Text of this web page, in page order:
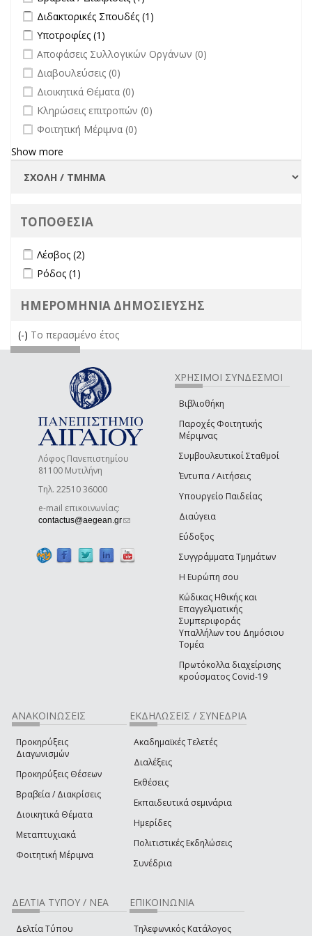
Apply Διδακτορικές Σπουδές filter
Διδακτορικές Σπουδές (1)
Apply Υποτροφίες filter
Υποτροφίες (1)
undefined
Αποφάσεις Συλλογικών Οργάνων (0)
undefined
Διαβουλεύσεις (0)
undefined
Διοικητικά Θέματα (0)
undefined
Κληρώσεις επιτροπών (0)
undefined
Φοιτητική Μέριμνα (0)
Show more
ΤΟΠΟΘΕΣΙΑ
Apply Λέσβος filter
Λέσβος (2)
Apply Ρόδος filter
Ρόδος (1)
ΗΜΕΡΟΜΗΝΙΑ ΔΗΜΟΣΙΕΥΣΗΣ
(-) Remove Το περασμένο έτος filter
Το περασμένο έτος
Λόφος Πανεπιστημίου
81100 Μυτιλήνη
Τηλ. 22510 36000
e-mail επικοινωνίας:
contactus@aegean.gr(link sends e-mail)
ΧΡΗΣΙΜΟΙ ΣΥΝΔΕΣΜΟΙ
Βιβλιοθήκη
Παροχές Φοιτητικής
Μέριμνας
Συμβουλευτικοί Σταθμοί
Έντυπα / Αιτήσεις
Υπουργείο Παιδείας
Διαύγεια
Εύδοξος
Συγγράμματα Τμημάτων
Η Ευρώπη σου
Κώδικας Ηθικής και
Επαγγελματικής
Συμπεριφοράς
Υπαλλήλων του Δημόσιου
Τομέα
Πρωτόκολλα διαχείρισης
κρούσματος Covid-19
ΑΝΑΚΟΙΝΩΣΕΙΣ
Προκηρύξεις
Διαγωνισμών
Προκηρύξεις Θέσεων
Βραβεία / Διακρίσεις
Διοικητικά Θέματα
Μεταπτυχιακά
Φοιτητική Μέριμνα
ΕΚΔΗΛΩΣΕΙΣ / ΣΥΝΕΔΡΙΑ
Ακαδημαϊκές Τελετές
Διαλέξεις
Εκθέσεις
Εκπαιδευτικά σεμινάρια
Ημερίδες
Πολιτιστικές Εκδηλώσεις
Συνέδρια
ΔΕΛΤΙΑ ΤΥΠΟΥ / ΝΕΑ
Δελτία Τύπου
ΕΠΙΚΟΙΝΩΝΙΑ
Τηλεφωνικός Κατάλογος